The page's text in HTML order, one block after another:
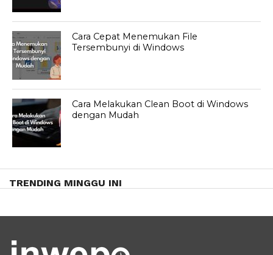
Cara Cepat Menemukan File
Tersembunyi di Windows
Cara Melakukan Clean Boot di Windows
dengan Mudah
TRENDING MINGGU INI